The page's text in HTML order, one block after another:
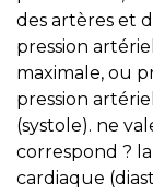
des artères et
pression
maximale, ou
pression
(systole). ne
correspond ?
cardiaque